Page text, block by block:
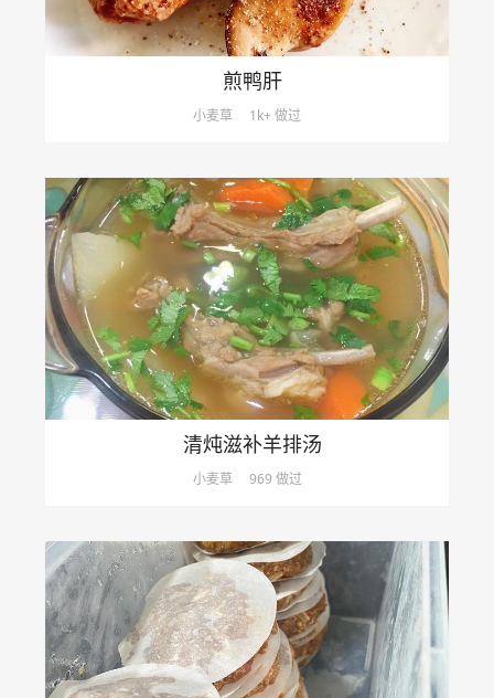
煎鸭肝
小麦草 1k+ 做过
清炖滋补羊排汤
小麦草 969 做过